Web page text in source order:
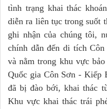
tình trạng khai thác
diễn ra liên tục trong suốt
ghi nhận của chúng tôi,
chính dẫn đến di tích
và nằm trong khu vực
Quốc gia Côn Sơn - Kiếp
đã bị đào bới, khai thác
Khu vực khai thác trái